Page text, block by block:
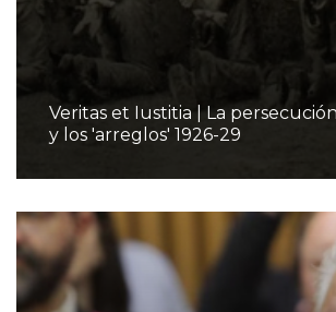
Veritas et Iustitia | La
y los 'arreglos' 1926-29